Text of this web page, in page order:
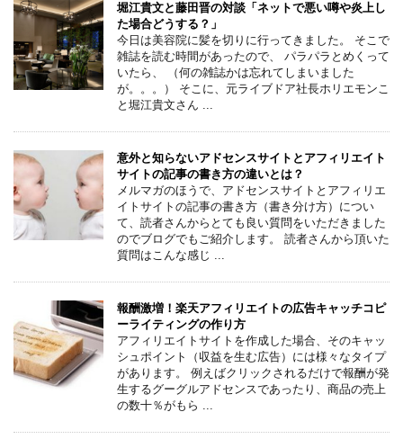
堀江貴文と藤田晋の対談「ネットで悪い噂や炎上し
た場合どうする？」
今日は美容院に髪を切りに行ってきました。 そこで
雑誌を読む時間があったので、 パラパラとめくって
いたら、 （何の雑誌かは忘れてしまいました
が。。。） そこに、元ライブドア社長ホリエモンこ
と堀江貴文さん ...
意外と知らないアドセンスサイトとアフィリエイト
サイトの記事の書き方の違いとは？
メルマガのほうで、アドセンスサイトとアフィリエ
イトサイトの記事の書き方（書き分け方）につい
て、読者さんからとても良い質問をいただきました
のでブログでもご紹介します。 読者さんから頂いた
質問はこんな感じ ...
報酬激増！楽天アフィリエイトの広告キャッチコピ
ーライティングの作り方
アフィリエイトサイトを作成した場合、そのキャッ
シュポイント（収益を生む広告）には様々なタイプ
があります。 例えばクリックされるだけで報酬が発
生するグーグルアドセンスであったり、商品の売上
の数十％がもら ...